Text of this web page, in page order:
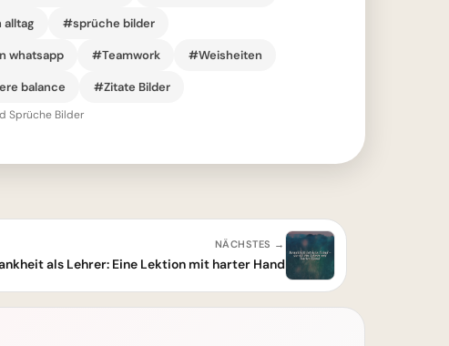
#sprüche bilder
whatsapp #Teamwork #Weisheiten
balance #Zitate Bilder
Sprüche Bilder
NÄCHSTES →
als Lehrer: Eine Lektion mit harter Hand